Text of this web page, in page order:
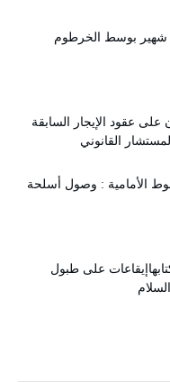
شهير بوسط الخرطوم
عقود الإيجار السابقة
القانوني
الأمامية : وصول أسلحة
على طبول